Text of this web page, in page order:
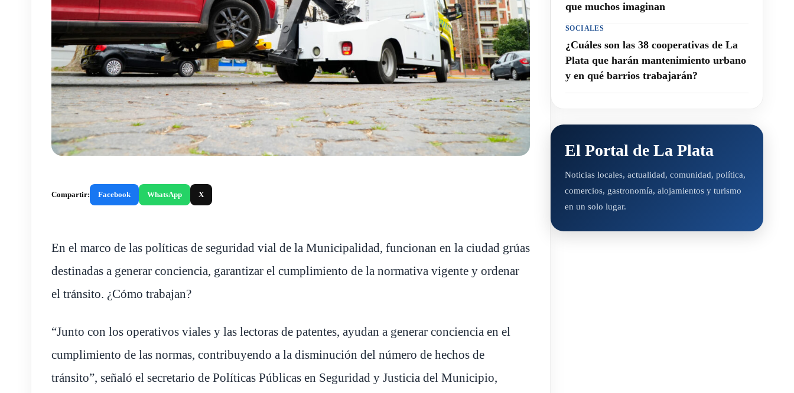
Compartir: Facebook WhatsApp X
En el marco de las políticas de seguridad vial de la Municipalidad, funcionan en la ciudad grúas
destinadas a generar conciencia, garantizar el cumplimiento de la normativa vigente y ordenar
el tránsito. ¿Cómo trabajan?
“Junto con los operativos viales y las lectoras de patentes, ayudan a generar conciencia en el
cumplimiento de las normas, contribuyendo a la disminución del número de hechos de
tránsito”, señaló el secretario de Políticas Públicas en Seguridad y Justicia del Municipio,
que muchos imaginan
SOCIALES
¿Cuáles son las 38 cooperativas de La
Plata que harán mantenimiento urbano
y en qué barrios trabajarán?
El Portal de La Plata
Noticias locales, actualidad, comunidad, política,
comercios, gastronomía, alojamientos y turismo
en un solo lugar.